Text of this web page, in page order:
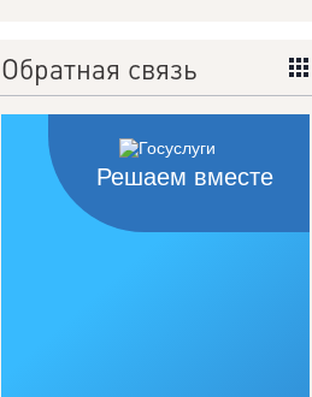
Обратная связь
Решаем вместе